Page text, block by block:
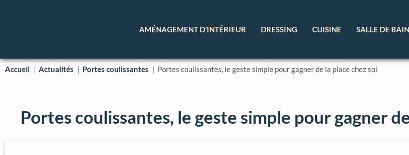
AMÉNAGEMENT D’INTÉRIEUR DRESSING CUISINE SALLE DE
Accueil Actualités Portes coulissantes Portes coulissantes, le geste simple pour gagner de la place chez soi
Portes coulissantes, le geste simple pour gagner